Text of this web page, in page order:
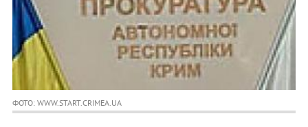
ФОТО: WWW.START.CRIMEA.UA